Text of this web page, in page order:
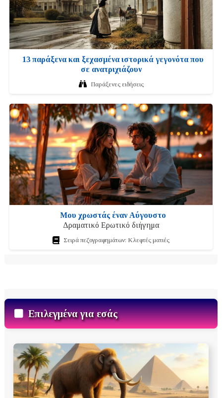
13 παράξενα και ξεχασμένα ιστορικά γεγονότα που
σε ανατριχιάζουν
Παράξενες ειδήσεις
Μου χρωστάς έναν Αύγουστο
Δραματικό Ερωτικό διήγημα
Σειρά πεζογραφημάτων: Κλεφτές ματιές
Επιλεγμένα για εσάς